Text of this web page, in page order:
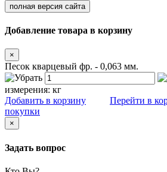
полная версия сайта
Добавление товара в корзину
×
Песок кварцевый фр. - 0,063 мм.
измерения: кг
Добавить в корзину
Перейти в
покупки
×
Задать вопрос